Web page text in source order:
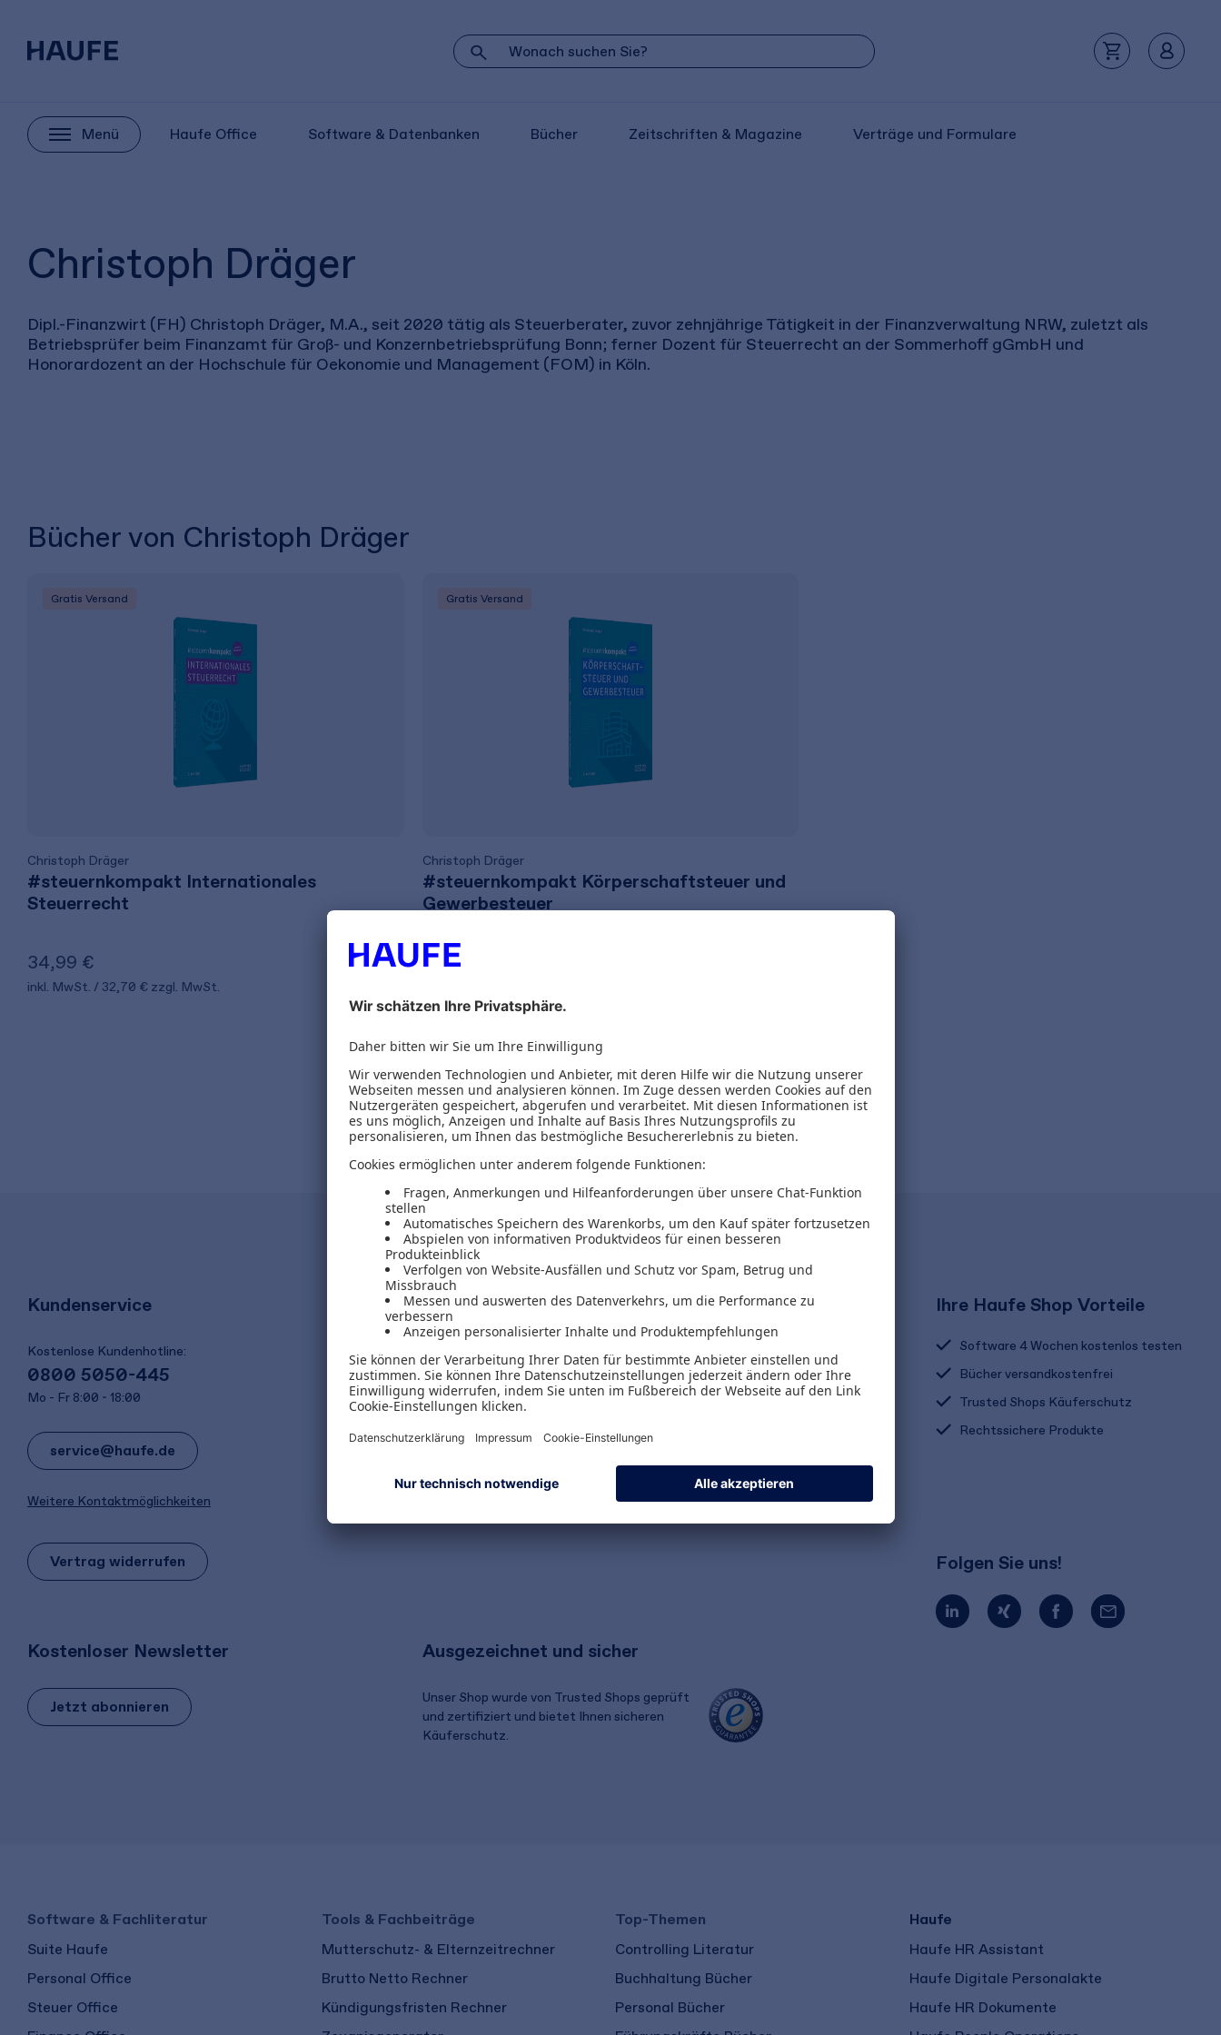
Menü Haufe Office Software & Datenbanken Bücher Zeitschriften & Magazine Verträge und Formulare
Christoph Dräger
Dipl.-Finanzwirt (FH) Christoph Dräger, M.A., seit 2020 tätig als Steuerberater, zuvor zehnjährige Tätigkeit in der Finanzverwaltung NRW, zuletzt als
Betriebsprüfer beim Finanzamt für Groß- und Konzernbetriebsprüfung Bonn; ferner Dozent für Steuerrecht an der Sommerhoff gGmbH und
Honorardozent an der Hochschule für Oekonomie und Management (FOM) in Köln.
Bücher von Christoph Dräger
Gratis Versand
Christoph Dräger
#steuernkompakt Internationales
Steuerrecht
34,99 €
inkl. MwSt. 32,70 € zzgl. MwSt.
Gratis Versand
Christoph Dräger
#steuernkompakt Körperschaftsteuer und
Gewerbesteuer
34,99 €
Kundenservice
Kostenlose Kundenhotline:
0800 5050-445
Mo - Fr 8:00 - 18:00
service@haufe.de
Weitere Kontaktmöglichkeiten
Vertrag widerrufen
Versand & Zahlungsarten
Versandpauschalen
Kostenlose Rücksendungen
Alle Zahlungsarten
Kostenloser Newsletter
Jetzt abonnieren
Ausgezeichnet und sicher
Unser Shop wurde von Trusted Shops geprüft
und zertifiziert und bietet Ihnen sicheren
Käuferschutz.
Ihre Haufe Shop Vorteile
Software 4 Wochen kostenlos testen
Bücher versandkostenfrei
Trusted Shops Käuferschutz
Rechtssichere Produkte
Folgen Sie uns!
Software & Fachliteratur
Suite Haufe
Personal Office
Steuer Office
Tools & Fachbeiträge
Mutterschutz- & Elternzeitrechner
Brutto Netto Rechner
Kündigungsfristen Rechner
Top-Themen
Controlling Literatur
Buchhaltung Bücher
Personal Bücher
Haufe
Haufe HR Assistant
Haufe Digitale Personalakte
Haufe HR Dokumente